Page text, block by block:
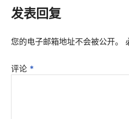
发表回复
您的电子邮箱地址不会被公开。
评论 *